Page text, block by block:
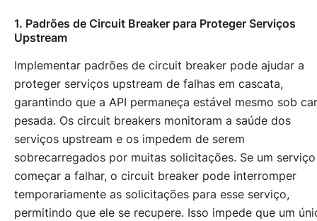
1. Padrões de Circuit Breaker para Proteger Serviços
Upstream
Implementar padrões de circuit breaker pode ajudar a
proteger serviços upstream de falhas em cascata,
garantindo que a API permaneça estável mesmo sob
pesada. Os circuit breakers monitoram a saúde dos
serviços upstream e os impedem de serem
sobrecarregados por muitas solicitações. Se um serviço
começar a falhar, o circuit breaker pode interromper
temporariamente as solicitações para esse serviço,
permitindo que ele se recupere. Isso impede que um